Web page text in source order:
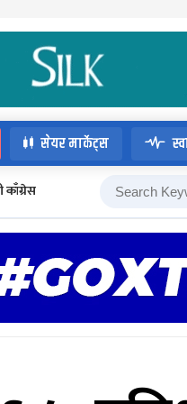
सेयर मार्केट्स
काँग्रेस